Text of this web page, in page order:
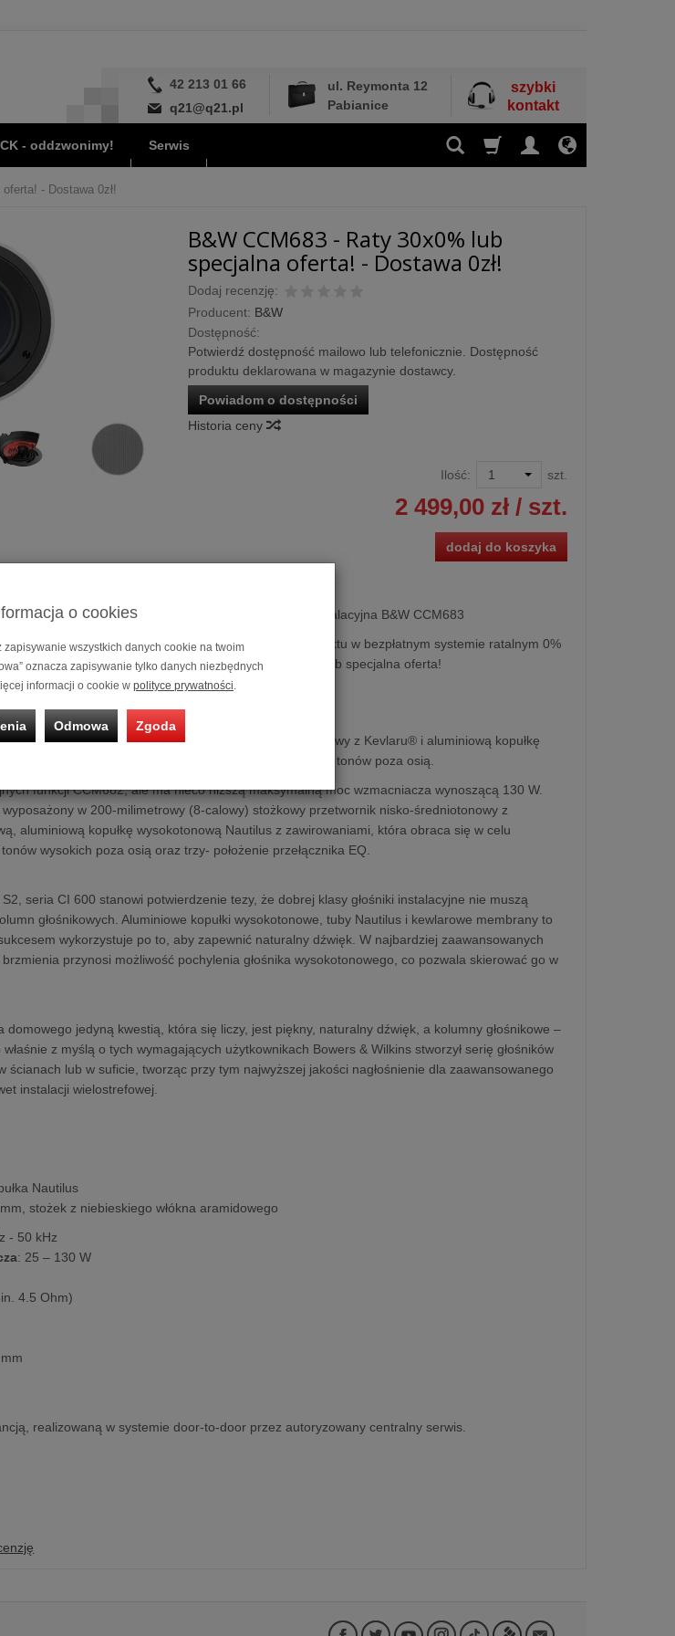
42 213 01 66
q21@q21.pl
ul. Reymonta 12
Pabianice
szybki
kontakt
- oddzwonimy! Serwis
- Dostawa 0zł!
B&W CCM683 - Raty 30x0% lub
specjalna oferta! - Dostawa 0zł!
Dodaj recenzję:
Producent: B&W
Dostępność:
Potwierdź dostępność mailowo lub telefonicznie. Dostępność
produktu deklarowana w magazynie dostawcy.
Powiadom o dostępności
Historia ceny
Ilość: szt.
2 499,00 zł/ szt.
dodaj do koszyka
Kolumna głośnikowa instalacyjna B&W CCM683
Możliwość zakupu produktu w bezpłatnym systemie ratalnym 0%
na 10, 20 i 30 miesięcy lub specjalna oferta!
(8-calowy) stożkowy przetwornik nisko-średniotonowy z Kevlaru® i aluminiową kopułkę
w celu uzyskania regulowanej charakterystyki wysokich tonów poza osią.
funkcji CCM682, ale ma nieco niższą maksymalną moc wzmacniacza wynoszącą 130 W.
w 200-milimetrowy (8-calowy) stożkowy przetwornik nisko-średniotonowy z
aluminiową kopułkę wysokotonową Nautilus z zawirowaniami, która obraca się w celu
wysokich poza osią oraz trzy- położenie przełącznika EQ.
seria CI 600 stanowi potwierdzenie tezy, że dobrej klasy głośniki instalacyjne nie muszą
głośnikowych. Aluminiowe kopułki wysokotonowe, tuby Nautilus i kewlarowe membrany to
wykorzystuje po to, aby zapewnić naturalny dźwięk. W najbardziej zaawansowanych
przynosi możliwość pochylenia głośnika wysokotonowego, co pozwala skierować go w
jedyną kwestią, która się liczy, jest piękny, naturalny dźwięk, a kolumny głośnikowe –
z myślą o tych wymagających użytkownikach Bowers & Wilkins stworzył serię głośników
ścianach lub w suficie, tworząc przy tym najwyższej jakości nagłośnienie dla zaawansowanego
instalacji wielostrefowej.
Nautilus
stożek z niebieskiego włókna aramidowego
- 50 kHz
: 25 – 130 W
4.5 Ohm)
realizowaną w systemie door-to-door przez autoryzowany centralny serwis.
o cookies
zapisywanie wszystkich danych cookie na twoim
oznacza zapisywanie tylko danych niezbędnych
informacji o cookie w polityce prywatności
Odmowa Zgoda